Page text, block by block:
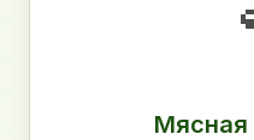
Мясная